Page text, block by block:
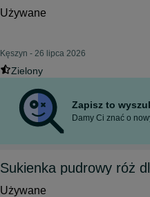
Używane
Kęszyn - 26 lipca 2026
Zielony
Zapisz to
Damy Ci znać o
Sukienka pudrowy róż
Używane